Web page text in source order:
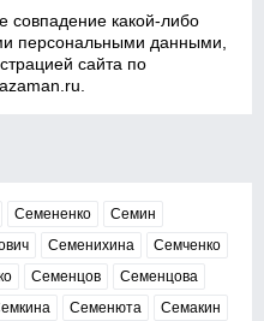
совпадение какой‑либо
персональными данными,
сайта по
Семененко
Семин
Семенихина
Семченко
Семенцов
Семенцова
Семенюта Семакин